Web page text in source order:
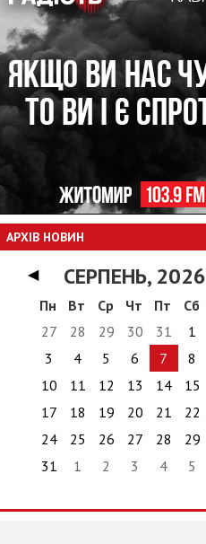
АРХІВ НОВИН
◀ СЕРПЕНЬ, 2026
Пн
Вт Ср Чт Пт Сб
27
28 29 30 31 1
3
4 5 6 7 8
10
11 12 13 14 15
17
18 19 20 21 22
24
25 26 27 28 29
31
1 2 3 4 5